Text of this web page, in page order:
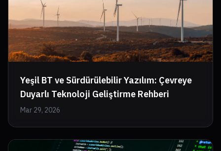
Yeşil BT ve Sürdürülebilir Yazılım: Çevreye
Duyarlı Teknoloji Geliştirme Rehberi
Mar 29, 2026